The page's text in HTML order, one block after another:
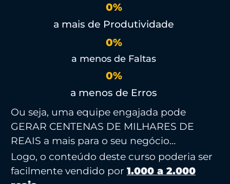
a mais de Produtividade
0%
a menos de Faltas
0%
a menos de Erros
0%
Ou seja, uma equipe engajada pode
GERAR CENTENAS DE MILHARES DE
REAIS a mais para o seu negócio…
Logo, o conteúdo deste curso poderia ser
facilmente vendido por 1.000 a 2.000